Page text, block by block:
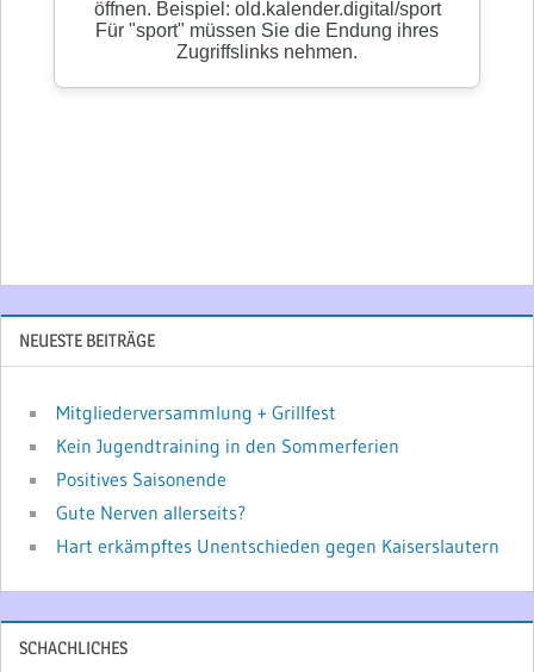
NEUESTE BEITRÄGE
Mitgliederversammlung + Grillfest
Kein Jugendtraining in den Sommerferien
Positives Saisonende
Gute Nerven allerseits?
Hart erkämpftes Unentschieden gegen Kaiserslautern
SCHACHLICHES